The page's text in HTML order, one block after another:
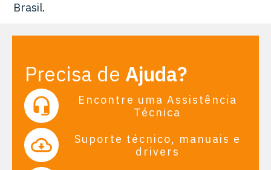
Brasil.
Precisa de Ajuda?
Encontre uma Assistência
Técnica
Suporte técnico, manuais e
drivers